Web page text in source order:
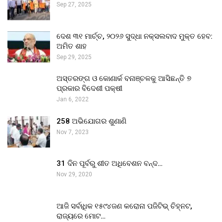
Sep 27, 2025
ଦେଶ ୩୧ ମାର୍ଚ୍ଚ, ୨୦୨୬ ସୁଦ୍ଧା ନକ୍ସଲବାଦ ମୁକ୍ତ ହେବ:
ଅମିତ ଶାହ
Sep 29, 2025
ଅସ୍ତରଙ୍ଗ ଓ କୋଣାର୍କ ବନାଞ୍ଚଳକୁ ଆସିଛନ୍ତି ୭
ପ୍ରକାର ବିଦେଶୀ ପକ୍ଷୀ
Jan 6, 2022
258 ଅଭିଯୋଗର ଶୁଣାଣି
Nov 7, 2023
31 ଦିନ ପୂର୍ବରୁ ଶୀତ ଅଧିବେଶନ ବନ୍ଦ…
Nov 29, 2020
ଆଜି ସର୍ବାଧିକ ୧୫୯୪ଜଣ କରୋନା ପଜିଟିଭ୍ ଚିହ୍ନଟ,
ରାଜ୍ୟରେ ମୋଟ…